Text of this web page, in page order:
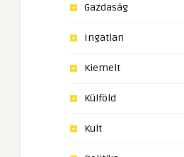
Gazdaság
Ingatlan
Kiemelt
Külföld
Kult